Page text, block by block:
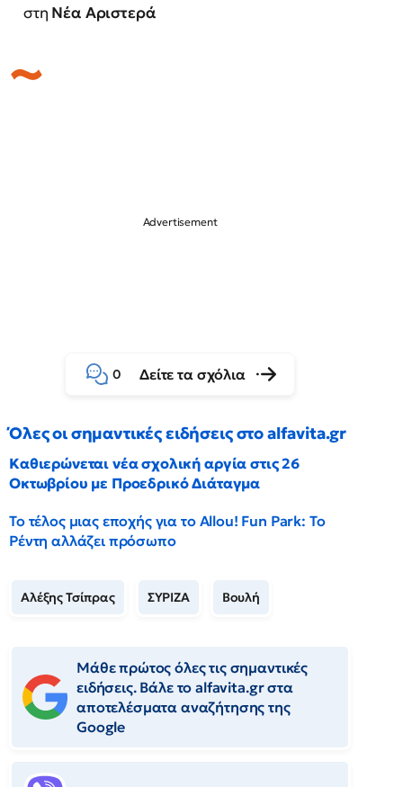
στη Νέα Αριστερά
0 Δείτε τα σχόλια
Όλες οι σημαντικές ειδήσεις στο alfavita.gr
Καθιερώνεται νέα σχολική αργία στις 26
Οκτωβρίου με Προεδρικό Διάταγμα
Το τέλος μιας εποχής για το Allou! Fun Park: Το
Ρέντη αλλάζει πρόσωπο
Αλέξης Τσίπρας ΣΥΡΙΖΑ Βουλή
Μάθε πρώτος όλες τις σημαντικές
ειδήσεις. Βάλε το alfavita.gr στα
αποτελέσματα αναζήτησης της
Google